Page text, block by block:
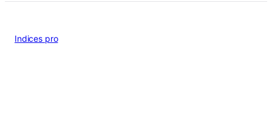
Indices pro